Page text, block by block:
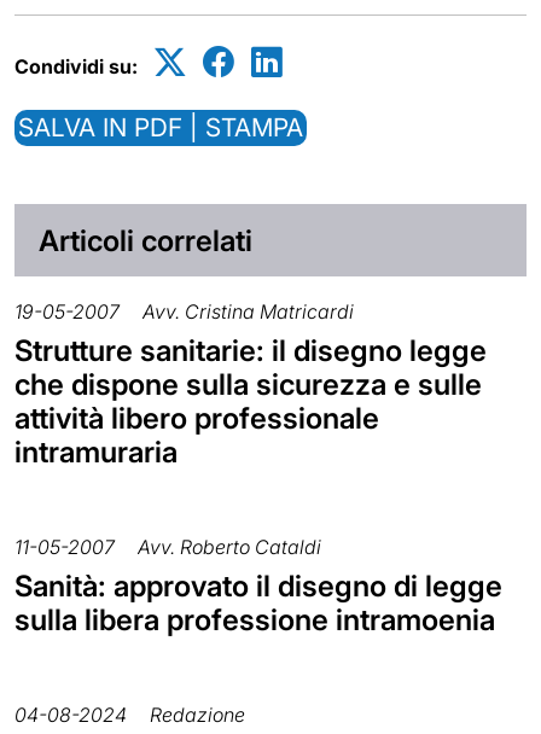
Condividi su:
SALVA IN PDF | STAMPA
Articoli correlati
19-05-2007 Avv. Cristina Matricardi
Strutture sanitarie: il disegno legge
che dispone sulla sicurezza e sulle
attività libero professionale
intramuraria
11-05-2007 Avv. Roberto Cataldi
Sanità: approvato il disegno di legge
sulla libera professione intramoenia
04-08-2024 Redazione